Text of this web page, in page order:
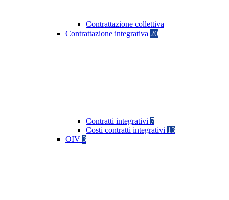
Contrattazione collettiva
Contrattazione integrativa 20
Contratti integrativi 7
Costi contratti integrativi 13
OIV 3